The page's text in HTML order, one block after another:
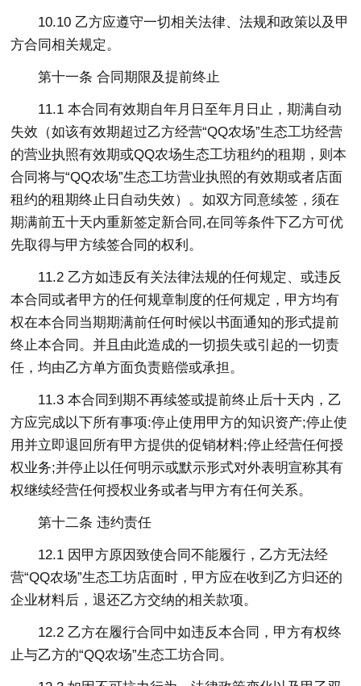
10.10 乙方应遵守一切相关法律、法规和政策以及甲
方合同相关规定。
第十一条 合同期限及提前终止
11.1 本合同有效期自年月日至年月日止，期满自动
失效（如该有效期超过乙方经营“QQ农场”生态工坊经营
的营业执照有效期或QQ农场生态工坊租约的租期，则本
合同将与“QQ农场”生态工坊营业执照的有效期或者店面
租约的租期终止日自动失效）。如双方同意续签，须在
期满前五十天内重新签定新合同,在同等条件下乙方可优
先取得与甲方续签合同的权利。
11.2 乙方如违反有关法律法规的任何规定、或违反
本合同或者甲方的任何规章制度的任何规定，甲方均有
权在本合同当期期满前任何时候以书面通知的形式提前
终止本合同。并且由此造成的一切损失或引起的一切责
任，均由乙方单方面负责赔偿或承担。
11.3 本合同到期不再续签或提前终止后十天内，乙
方应完成以下所有事项:停止使用甲方的知识资产;停止使
用并立即退回所有甲方提供的促销材料;停止经营任何授
权业务;并停止以任何明示或默示形式对外表明宣称其有
权继续经营任何授权业务或者与甲方有任何关系。
第十二条 违约责任
12.1 因甲方原因致使合同不能履行，乙方无法经
营“QQ农场”生态工坊店面时，甲方应在收到乙方归还的
企业材料后，退还乙方交纳的相关款项。
12.2 乙方在履行合同中如违反本合同，甲方有权终
止与乙方的“QQ农场”生态工坊合同。